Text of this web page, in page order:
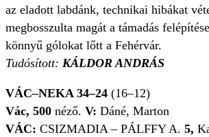
az eladott labdánk, technikai hibákat
megbosszulta magát a támadás
könnyű gólokat lőtt a Fehérvár.
Tudósított: KÁLDOR ANDRÁS
VÁC–NEKA 34–24 (16–12)
Vác, 500 néző. V: Dáné, Marton
VÁC: CSIZMADIA – PÁLFFY A. 5,